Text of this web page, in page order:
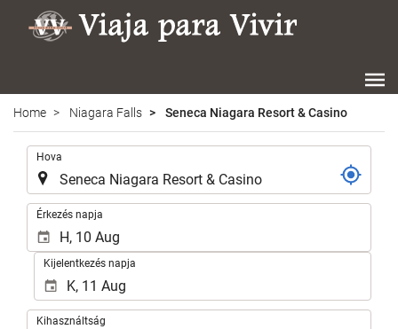
Home Niagara Falls Seneca Niagara Resort & Casino
Hova
Érkezés napja
Kijelentkezés napja
Kihasználtság
Kihasználtság